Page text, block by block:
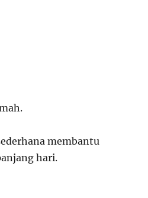
membantu
hari.